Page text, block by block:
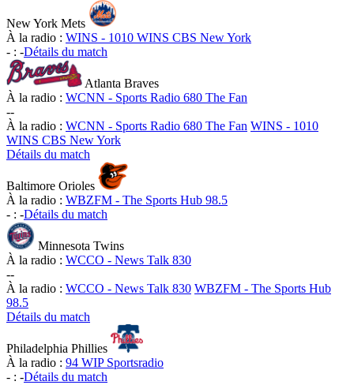
New York Mets
À la radio : WINS - 1010 WINS CBS New York
- : -Détails du match
Atlanta Braves
À la radio : WCNN - Sports Radio 680 The Fan
--
À la radio : WCNN - Sports Radio 680 The Fan WINS - 1010
WINS CBS New York
Détails du match
Baltimore Orioles
À la radio : WBZFM - The Sports Hub 98.5
- : -Détails du match
Minnesota Twins
À la radio : WCCO - News Talk 830
--
À la radio : WCCO - News Talk 830 WBZFM - The Sports Hub
98.5
Détails du match
Philadelphia Phillies
À la radio : 94 WIP Sportsradio
- : -Détails du match